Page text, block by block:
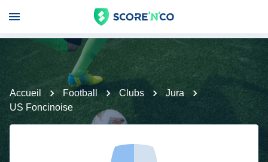
Accueil Football Clubs
Jura
US Foncinoise